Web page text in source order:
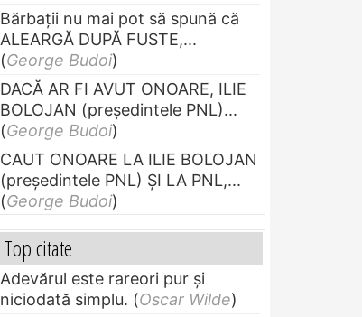
Bărbaţii nu mai pot să spună că
ALEARGĂ DUPĂ FUSTE,...
(George Budoi)
DACĂ AR FI AVUT ONOARE, ILIE
BOLOJAN (preşedintele PNL)...
(George Budoi)
CAUT ONOARE LA ILIE BOLOJAN
(preşedintele PNL) ŞI LA PNL,...
(George Budoi)
Top citate
Adevărul este rareori pur și
niciodată simplu. (Oscar Wilde)